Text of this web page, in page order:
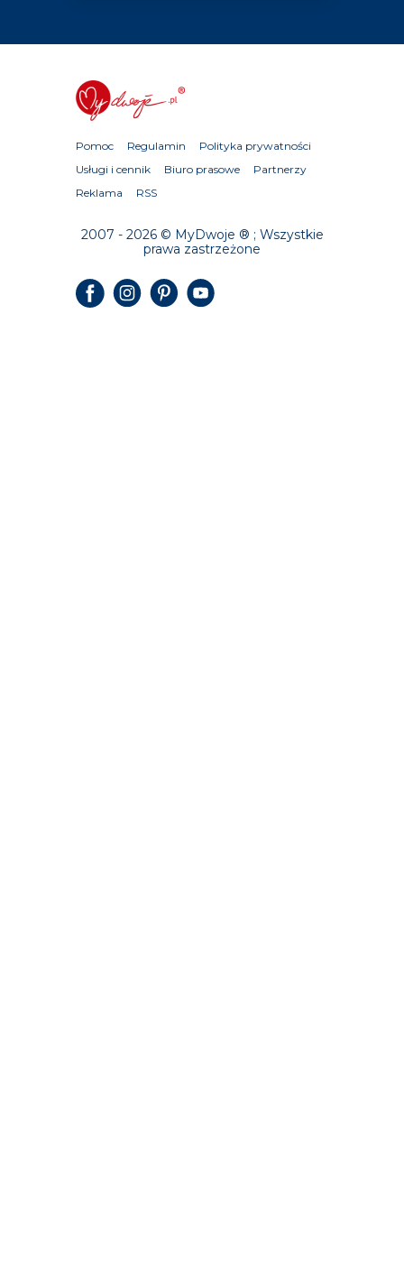
Pomoc Regulamin
Polityka prywatności
Usługi i cennik
Biuro prasowe
Partnerzy
Reklama
RSS
2007 - 2026 © MyDwoje ® ; Wszystkie
prawa zastrzeżone